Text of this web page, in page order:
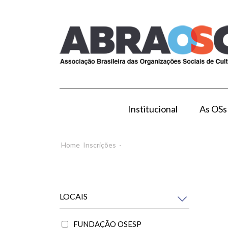
Institucional As OSs
Home Inscrições -
LOCAIS
FUNDAÇÃO OSESP